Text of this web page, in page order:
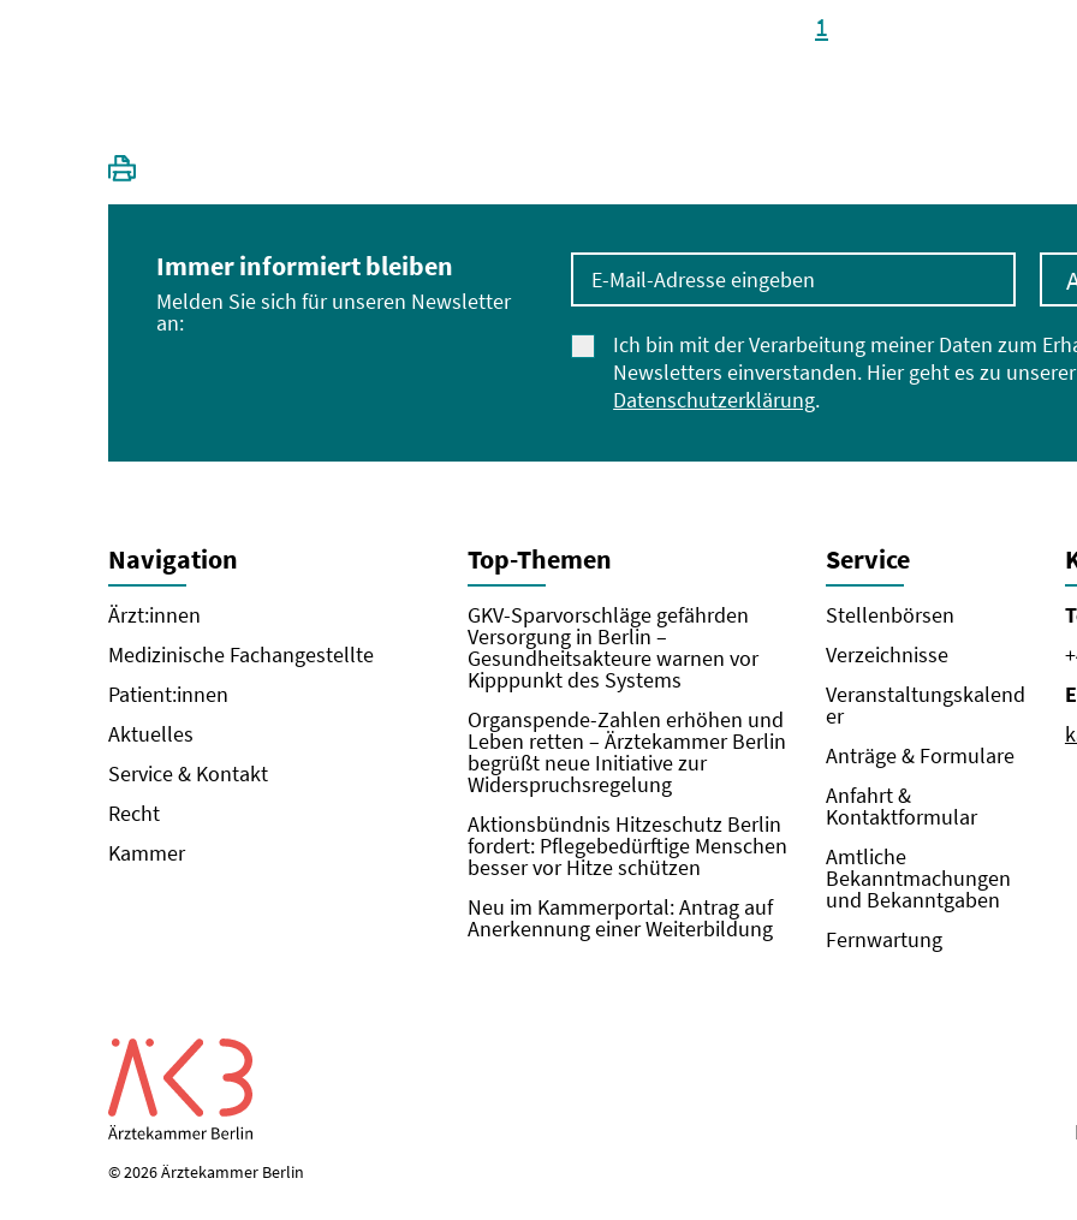
1
Immer informiert bleiben
Melden Sie sich für unseren Newsletter
an:
E-Mail-Adresse eingeben
Ich bin mit der Verarbeitung meiner Daten zum
Newsletters einverstanden. Hier geht es zu unserer
Datenschutzerklärung.
Navigation
Ärzt:innen
Medizinische Fachangestellte
Patient:innen
Aktuelles
Service & Kontakt
Recht
Kammer
Top-Themen
GKV-Sparvorschläge gefährden
Versorgung in Berlin –
Gesundheitsakteure warnen vor
Kipppunkt des Systems
Organspende-Zahlen erhöhen und
Leben retten – Ärztekammer Berlin
begrüßt neue Initiative zur
Widerspruchsregelung
Aktionsbündnis Hitzeschutz Berlin
fordert: Pflegebedürftige Menschen
besser vor Hitze schützen
Neu im Kammerportal: Antrag auf
Anerkennung einer Weiterbildung
Service
Stellenbörsen
Verzeichnisse
Veranstaltungskalend
er
Anträge & Formulare
Anfahrt &
Kontaktformular
Amtliche
Bekanntmachungen
und Bekanntgaben
Fernwartung
© 2026 Ärztekammer Berlin